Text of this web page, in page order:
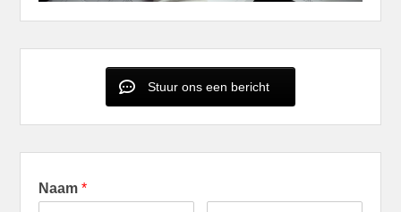
Stuur ons een bericht
Naam*